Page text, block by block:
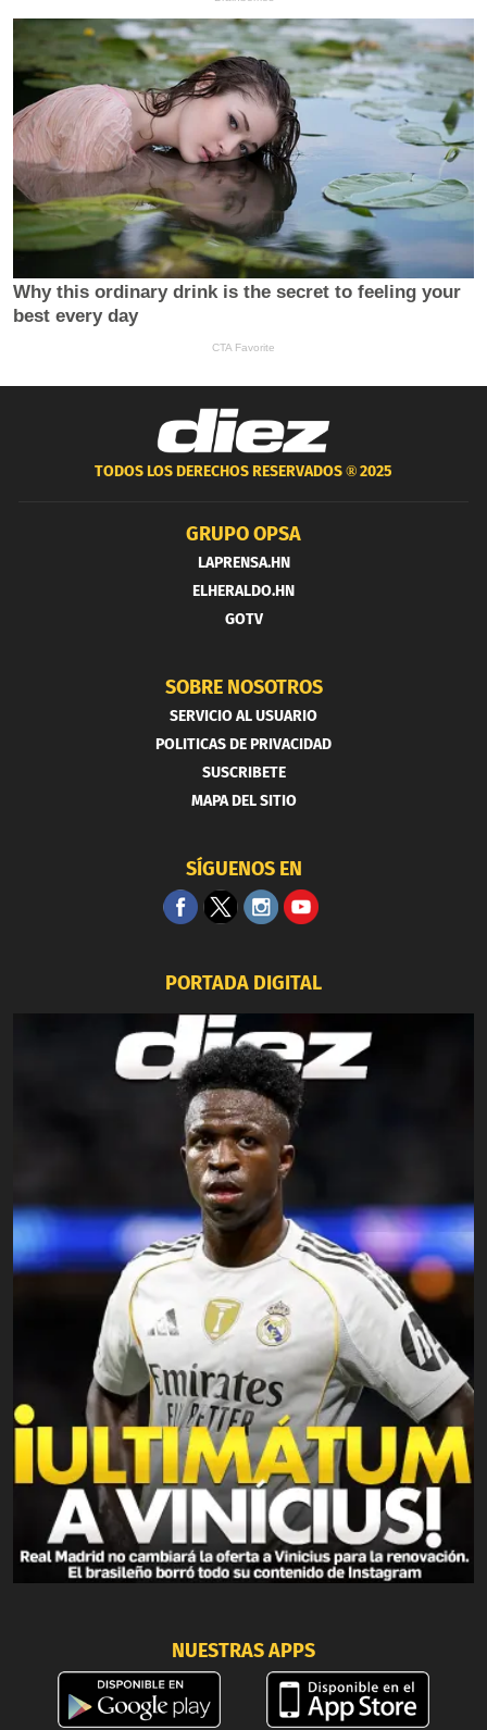
TODOS LOS DERECHOS RESERVADOS ®2025
GRUPO OPSA
LAPRENSA.HN
ELHERALDO.HN
GOTV
SOBRE NOSOTROS
SERVICIO AL USUARIO
POLITICAS DE PRIVACIDAD
SUSCRIBETE
MAPA DEL SITIO
SÍGUENOS EN
PORTADA DIGITAL
NUESTRAS APPS